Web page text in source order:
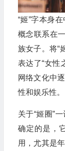
“姬”字本身
概念联系在
族女子。将“
表达了“女性
网络文化中
性和娱乐性。
关于“姬圈”
确定的是，
用，尤其是